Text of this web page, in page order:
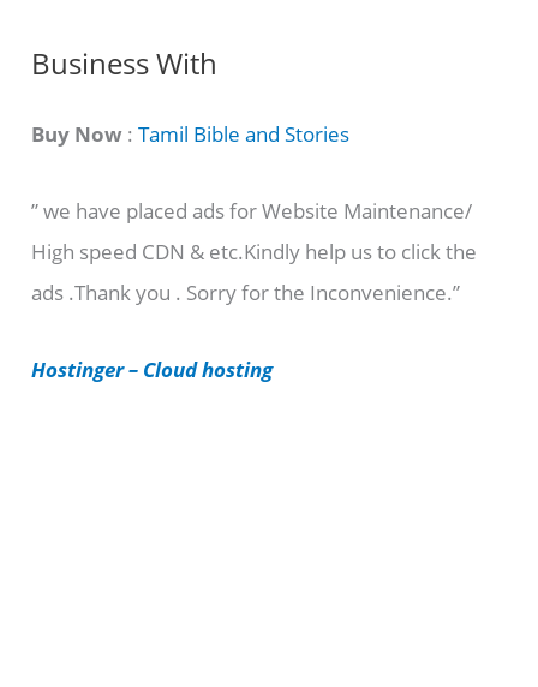
C
t
g
o
r
e
Business With
Buy Now :Tamil Bible and Stories
” we have placed ads for Website Maintenance/
High speed CDN & etc.Kindly help us to click the
ads .Thank you . Sorry for the Inconvenience.”
Hostinger – Cloud hosting